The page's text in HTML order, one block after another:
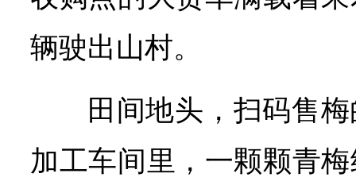
辆驶出山村。
田间地头，扫码售
加工车间里，一颗颗青